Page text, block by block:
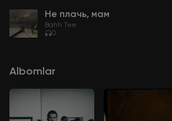
Не плачь, мам
Bahh Tee
0
Albomlar